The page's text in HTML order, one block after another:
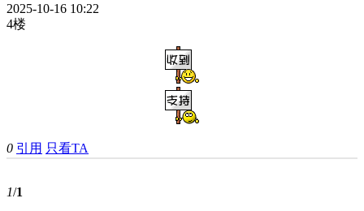
2025-10-16 10:22
4楼
0 引用 只看TA
1/1